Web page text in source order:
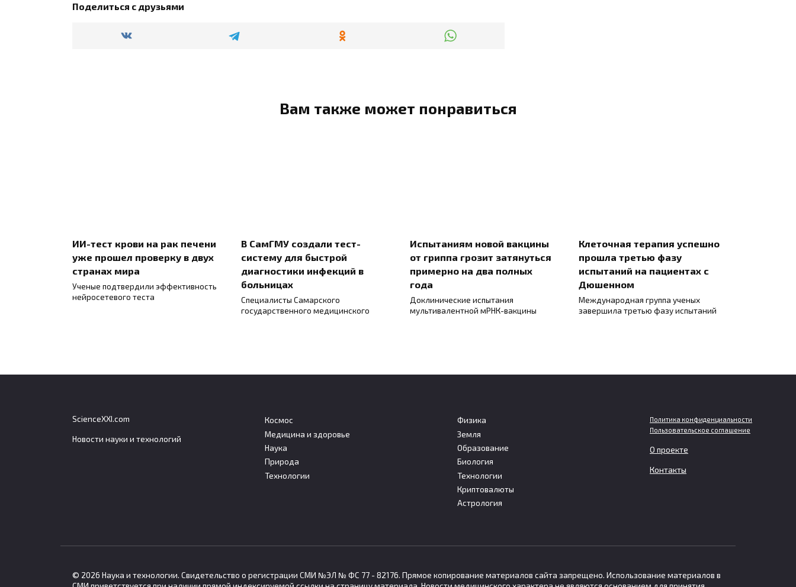
Поделиться с друзьями
Вам также может понравиться
ИИ-тест крови на рак печени
уже прошел проверку в двух
странах мира
Ученые подтвердили эффективность
нейросетевого теста
В СамГМУ создали тест-
систему для быстрой
диагностики инфекций в
больницах
Специалисты Самарского
государственного медицинского
Испытаниям новой вакцины
от гриппа грозит затянуться
примерно на два полных
года
Доклинические испытания
мультивалентной мРНК-вакцины
Клеточная терапия успешно
прошла третью фазу
испытаний на пациентах с
Дюшенном
Международная группа ученых
завершила третью фазу испытаний
Небольшие дозы стресса
могут запускать защитные
Собственная нервная
система сердца помогает
сохранять ритм при сильном
Мужчинам грозит больший
вред для мозга при слишком
ScienceXXI.com
Новости науки и технологий
Космос
Медицина и здоровье
Наука
Природа
Технологии
Физика
Земля
Образование
Биология
Технологии
Криптовалюты
Астрология
Политика конфиденциальности
Пользовательское соглашение
О проекте
Контакты
© 2026 Наука и технологии. Свидетельство о регистрации СМИ №ЭЛ № ФС 77 - 82176. Прямое копирование материалов сайта запрещено. Использование материалов в